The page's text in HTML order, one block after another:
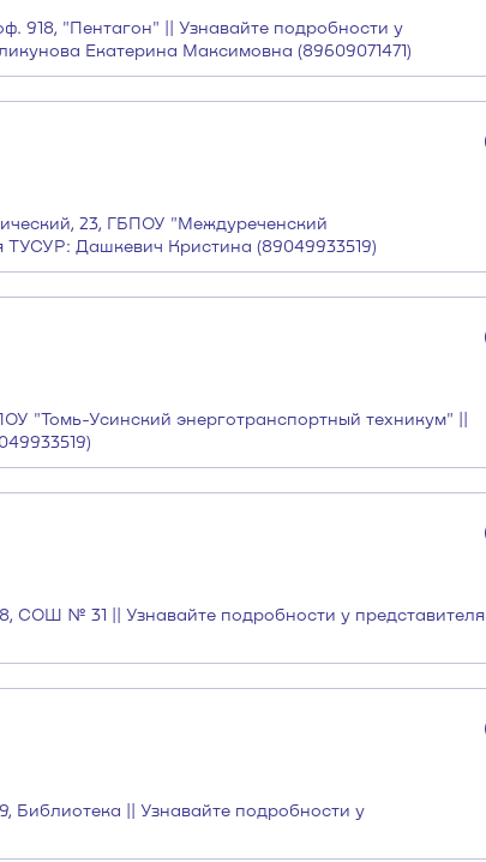
918, "Пентагон" || Узнавайте подробности у
Екатерина Максимовна (89609071471)
23, ГБПОУ "Междуреченский
ТУСУР: Дашкевич Кристина (89049933519)
"Томь-Усинский энерготранспортный техникум" ||
СОШ № 31 || Узнавайте подробности у представителя
Библиотека || Узнавайте подробности у